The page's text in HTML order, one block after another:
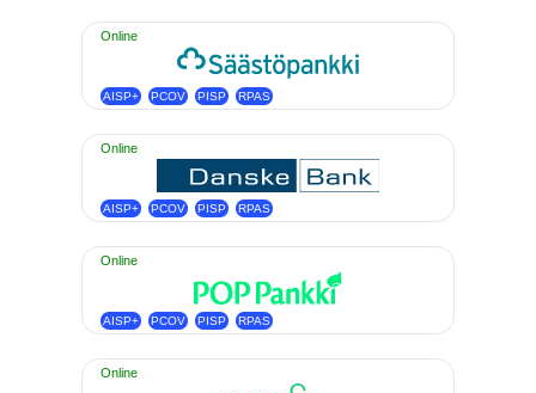
Online
AISP+ PCOV PISP RPAS
Online
AISP+ PCOV PISP RPAS
Online
AISP+ PCOV PISP RPAS
Online